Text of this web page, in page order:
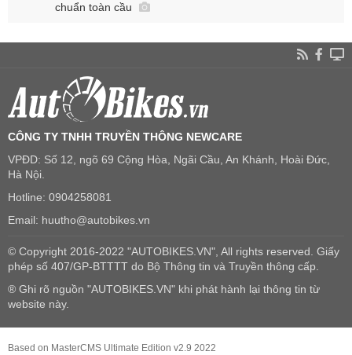
chuẩn toàn cầu
CÔNG TY TNHH TRUYỀN THÔNG NEWCARE
VPĐD: Số 12, ngõ 69 Cộng Hòa, Ngãi Cầu, An Khánh, Hoài Đức,
Hà Nội.
Hotline: 0904258081
Email: huutho@autobikes.vn
© Copyright 2016-2022 "AUTOBIKES.VN", All rights reserved. Giấy
phép số 407/GP-BTTTT do Bộ Thông tin và Truyền thông cấp.
® Ghi rõ nguồn "AUTOBIKES.VN" khi phát hành lại thông tin từ
website này.
Based on MasterCMS Ultimate Edition v2.9 2022